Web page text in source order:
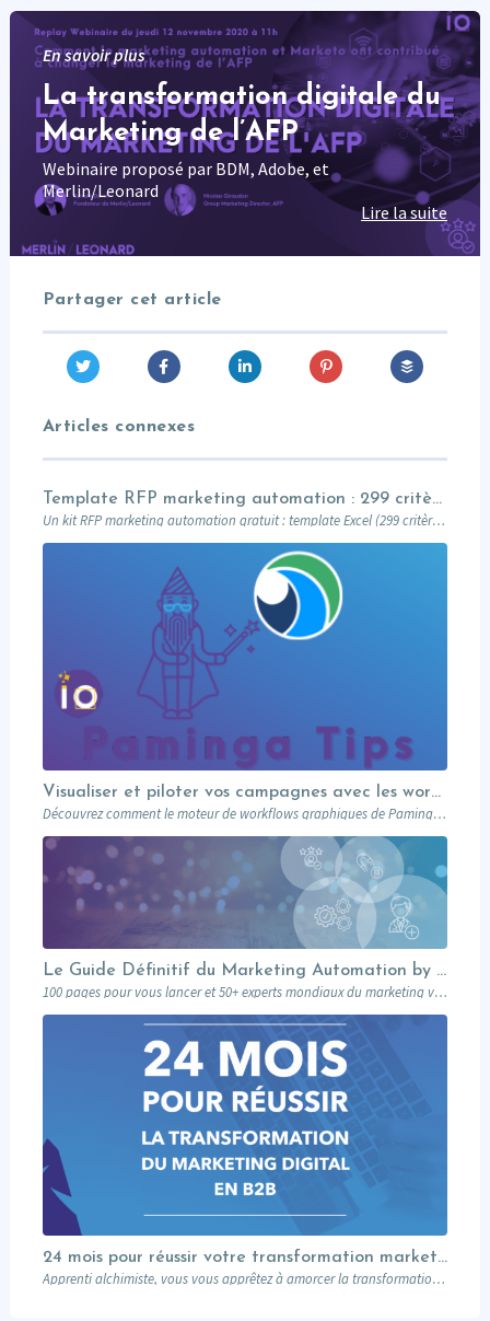
En savoir plus
La transformation digitale du
Marketing de l’AFP
Webinaire proposé par BDM, Adobe, et
Merlin/Leonard
Lire la suite
Partager cet article
Articles connexes
Template RFP marketing automation : 299 critères pour évaluer sans se laisser enfumer
Un kit RFP marketing automation gratuit : template Excel (299 critères, 18 catégories) + brief de cadrage Word. Barème de notation à 7 valeurs (natif inclus vs module payant), pondération Must / Should / Nice, workflow d’évaluation en 4 étapes. Prêt à envoyer à votre short-list d’éditeurs.
Visualiser et piloter vos campagnes avec les workflows graphiques Paminga.
Découvrez comment le moteur de workflows graphiques de Paminga vous permet de visualiser toute la logique de vos campagnes en un seul coup d’œil — branches conditionnelles, AB tests, waits et intégration Salesforce.
Le Guide Définitif du Marketing Automation by Marketo
100 pages pour vous lancer et 50+ experts mondiaux du marketing vous livrent leur…
24 mois pour réussir votre transformation marketing
Apprenti alchimiste, vous vous apprêtez à amorcer la transformation de votre marketing digital, sans…